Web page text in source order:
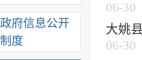
政府信息公开
制度
06-30
大姚
06-30